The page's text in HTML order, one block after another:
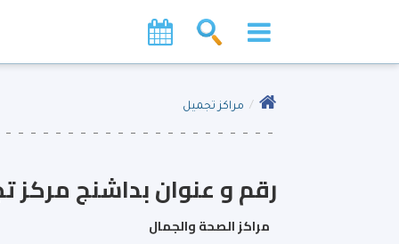
مراكز تجميل
رقم و عنوان بداشنج مركز
مراكز الصحة والجمال